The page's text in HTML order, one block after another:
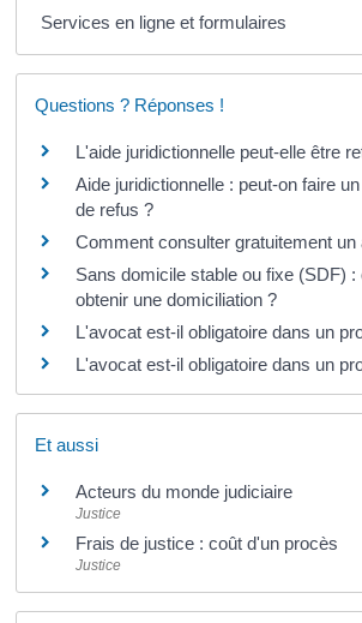
Services en ligne et formulaires
Questions ? Réponses !
L'aide juridictionnelle peut-elle être
Aide juridictionnelle : peut-on faire
de refus ?
Comment consulter gratuitement un
Sans domicile stable ou fixe (SDF)
obtenir une domiciliation ?
L'avocat est-il obligatoire dans un
L'avocat est-il obligatoire dans un
Et aussi
Acteurs du monde judiciaire
Justice
Frais de justice : coût d'un procès
Justice